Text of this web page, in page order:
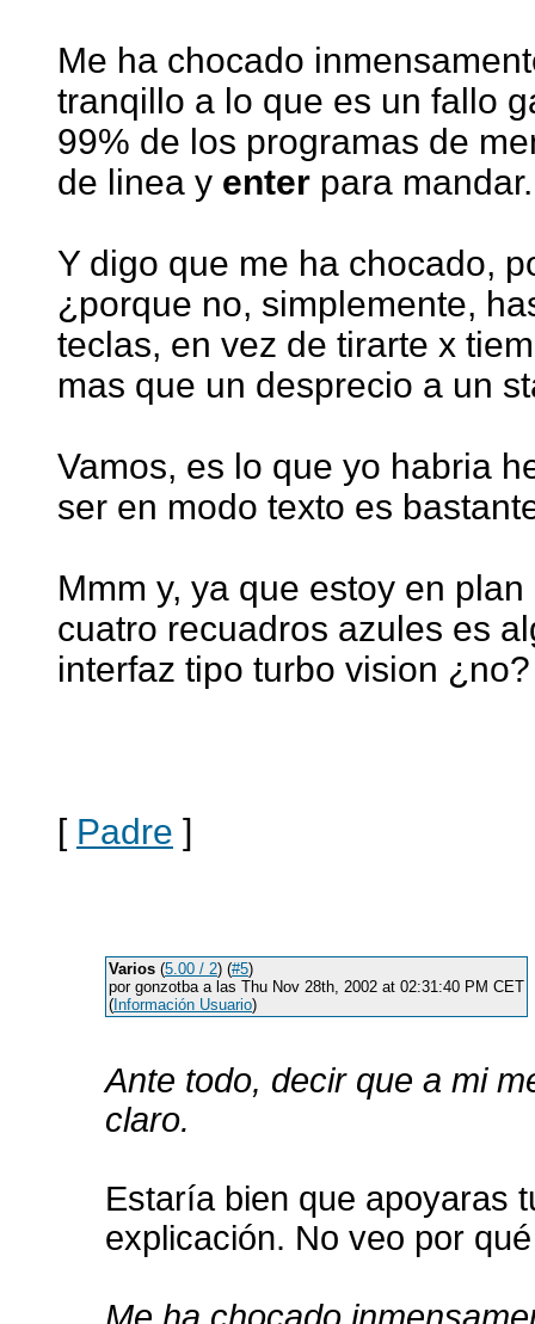
Me ha chocado
tranqillo a lo que es un fallo
99% de los programas de
de linea y enter para mandar.
Y digo que me ha chocado,
¿porque no, simplemente,
teclas, en vez de tirarte x
mas que un desprecio a un
Vamos, es lo que yo habria
ser en modo texto es
Mmm y, ya que estoy en
cuatro recuadros azules es
interfaz tipo turbo vision ¿no?
[ Padre ]
Varios (5.00 / 2) (#5)
por gonzotba a las Thu Nov 28th, 2002 at 02:31:40 PM CET
( Información Usuario)
Ante todo, decir que a mi
claro.
Estaría bien que apoyaras
explicación. No veo por